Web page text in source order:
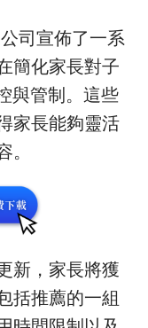
司宣佈了一系
簡化家長對子
與管制。這些
家長能夠靈活
新，家長將獲
括推薦的一組